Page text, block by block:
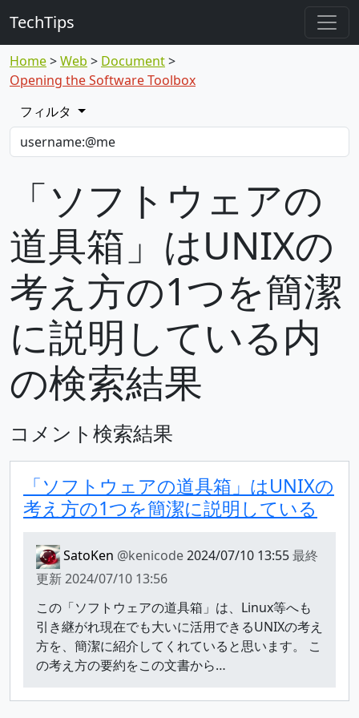
TechTips
Home Web
Document
Opening the Software Toolbox
フィルタ
「ソフトウェアの
道具箱」はUNIXの
考え方の1つを簡潔
に説明している内
の検索結果
コメント検索結果
「ソフトウェアの道具箱」はUNIXの
考え方の1つを簡潔に説明している
SatoKen @kenicode2024/07/10 13:55最終
更新2024/07/10 13:56
この「ソフトウェアの道具箱」は、Linux等へも
引き継がれ現在でも大いに活用できるUNIXの考え
方を、簡潔に紹介してくれていると思います。 こ
の考え方の要約をこの文書から…